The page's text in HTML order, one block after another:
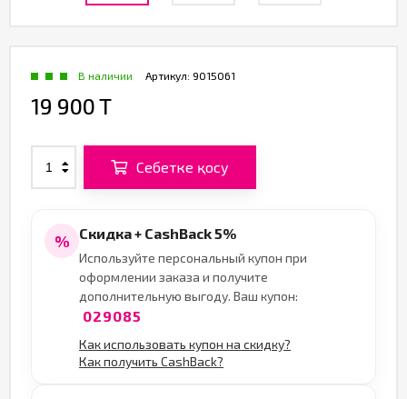
Артикул: 9015061
В наличии
19 900 T
Себетке қосу
% Скидка + CashBack 5%
Используйте персональный купон при
оформлении заказа и получите
дополнительную выгоду. Ваш купон:
029085
Как использовать купон на скидку?
Как получить CashBack?